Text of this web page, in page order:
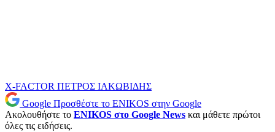
X-FACTOR ΠΕΤΡΟΣ ΙΑΚΩΒΙΔΗΣ
Google Προσθέστε το ENIKOS στην Google
Ακολουθήστε το ENIKOS στο Google News και μάθετε πρώτοι
όλες τις ειδήσεις.